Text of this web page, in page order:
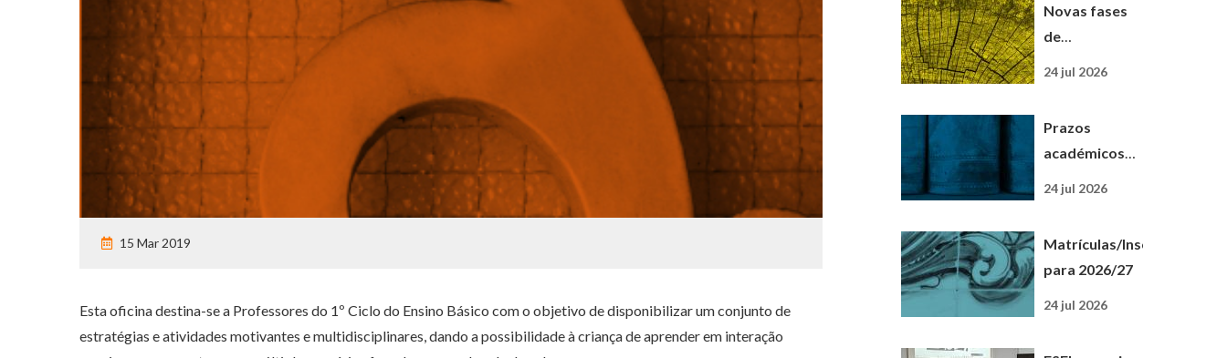
15 Mar 2019
Esta oficina destina-se a Professores do 1º Ciclo do Ensino Básico com o objetivo de disponibilizar um conjunto de
estratégias e atividades motivantes e multidisciplinares, dando a possibilidade à criança de aprender em interação
Digital
Novas fases
de
24 jul 2026
Prazos
académicos
24 jul 2026
Matrículas/Inscrições
para 2026/27
24 jul 2026